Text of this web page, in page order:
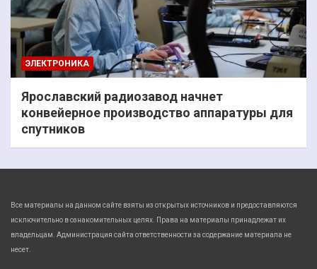
ЭЛЕКТРОНИКА
Ярославский радиозавод начнет
конвейерное производство аппаратуры для
спутников
Все материалы на данном сайте взяты из открытых источников и предоставляются
исключительно в ознакомительных целях. Права на материалы принадлежат их
владельцам. Администрация сайта ответственности за содержание материала не
несет.